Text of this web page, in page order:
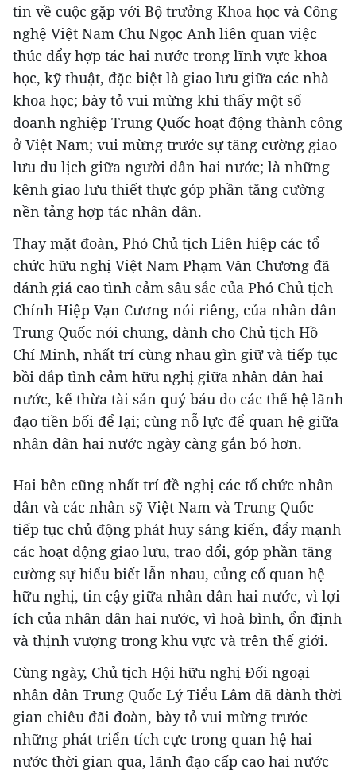
tin về cuộc gặp với Bộ trưởng Khoa học và Công
nghệ Việt Nam Chu Ngọc Anh liên quan việc
thúc đẩy hợp tác hai nước trong lĩnh vực khoa
học, kỹ thuật, đặc biệt là giao lưu giữa các nhà
khoa học; bày tỏ vui mừng khi thấy một số
doanh nghiệp Trung Quốc hoạt động thành công
ở Việt Nam; vui mừng trước sự tăng cường giao
lưu du lịch giữa người dân hai nước; là những
kênh giao lưu thiết thực góp phần tăng cường
nền tảng hợp tác nhân dân.
Thay mặt đoàn, Phó Chủ tịch Liên hiệp các tổ
chức hữu nghị Việt Nam Phạm Văn Chương đã
đánh giá cao tình cảm sâu sắc của Phó Chủ tịch
Chính Hiệp Vạn Cương nói riêng, của nhân dân
Trung Quốc nói chung, dành cho Chủ tịch Hồ
Chí Minh, nhất trí cùng nhau gìn giữ và tiếp tục
bồi đắp tình cảm hữu nghị giữa nhân dân hai
nước, kế thừa tài sản quý báu do các thế hệ lãnh
đạo tiền bối để lại; cùng nỗ lực để quan hệ giữa
nhân dân hai nước ngày càng gắn bó hơn.
Hai bên cũng nhất trí đề nghị các tổ chức nhân
dân và các nhân sỹ Việt Nam và Trung Quốc
tiếp tục chủ động phát huy sáng kiến, đẩy mạnh
các hoạt động giao lưu, trao đổi, góp phần tăng
cường sự hiểu biết lẫn nhau, củng cố quan hệ
hữu nghị, tin cậy giữa nhân dân hai nước, vì lợi
ích của nhân dân hai nước, vì hoà bình, ổn định
và thịnh vượng trong khu vực và trên thế giới.
Cùng ngày, Chủ tịch Hội hữu nghị Đối ngoại
nhân dân Trung Quốc Lý Tiểu Lâm đã dành thời
gian chiêu đãi đoàn, bày tỏ vui mừng trước
những phát triển tích cực trong quan hệ hai
nước thời gian qua, lãnh đạo cấp cao hai nước